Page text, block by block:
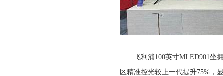
飞利浦100英寸MLED901坐拥
区精准控光较上一代提升75%，